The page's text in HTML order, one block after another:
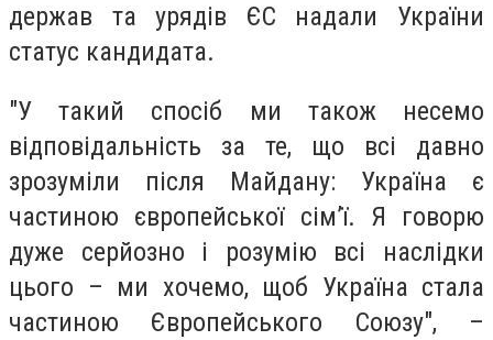
держав та урядів ЄС надали України
статус кандидата.
"У такий спосіб ми також несемо
відповідальність за те, що всі давно
зрозуміли після Майдану: Україна є
частиною європейської сім’ї. Я говорю
дуже серйозно і розумію всі наслідки
цього – ми хочемо, щоб Україна стала
частиною Європейського Союзу", –